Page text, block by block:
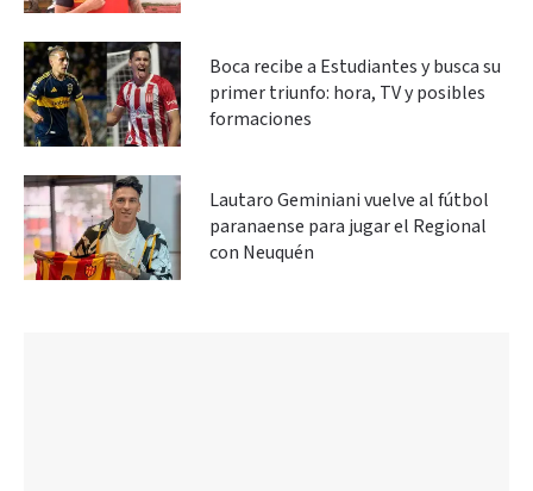
Boca recibe a Estudiantes y busca su
primer triunfo: hora, TV y posibles
formaciones
Lautaro Geminiani vuelve al fútbol
paranaense para jugar el Regional
con Neuquén